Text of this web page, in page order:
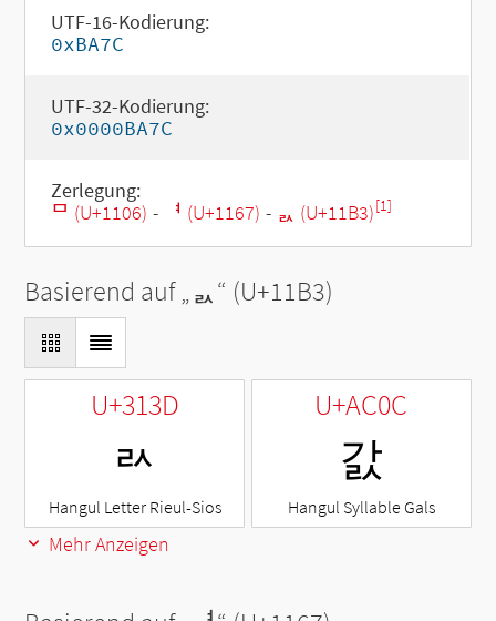
UTF-16-Kodierung:
0xBA7C
UTF-32-Kodierung:
0x0000BA7C
Zerlegung:
ᄆ (U+1106) - ᅧ (U+1167) - ᆳ (U+11B3)[1]
Basierend auf „ᆳ“ (U+11B3)
U+313D
ㄽ
Hangul Letter Rieul-Sios
U+AC0C
갌
Hangul Syllable Gals
Mehr Anzeigen